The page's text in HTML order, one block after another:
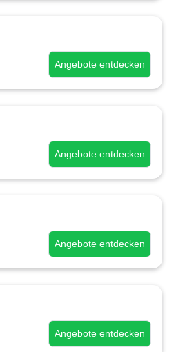
Angebote entdecken
Angebote entdecken
Angebote entdecken
Angebote entdecken